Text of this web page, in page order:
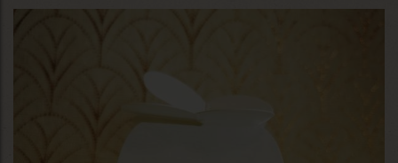
Emballages baptême-naissance